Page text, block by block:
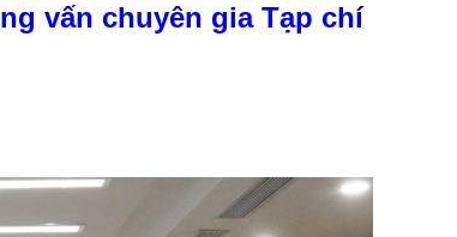
vấn chuyên gia Tạp chí